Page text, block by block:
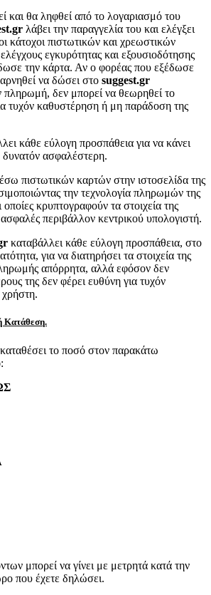
θα ληφθεί από το λογαριασμό του
λάβει την παραγγελία του και ελέγξει
κάτοχοι πιστωτικών και χρεωστικών
εγκυρότητας και εξουσιοδότησης
την κάρτα. Αν ο φορέας που εξέδωσε
να δώσει στο suggest.gr
πληρωμή, δεν μπορεί να θεωρηθεί το
τυχόν καθυστέρηση ή μη παράδοση της
κάθε εύλογη προσπάθεια για να κάνει
δυνατόν ασφαλέστερη.
πιστωτικών καρτών στην ιστοσελίδα της
την τεχνολογία πληρωμών της
κρυπτογραφούν τα στοιχεία της
περιβάλλον κεντρικού υπολογιστή.
καταβάλλει κάθε εύλογη προσπάθεια, στο
για να διατηρήσει τα στοιχεία της
απόρρητα, αλλά εφόσον δεν
της δεν φέρει ευθύνη για τυχόν
Κατάθεση.
το ποσό στον παρακάτω
μπορεί να γίνει με μετρητά κατά την
που έχετε δηλώσει.